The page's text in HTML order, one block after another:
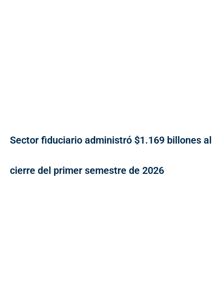
Sector fiduciario administró $1.169 billones al
cierre del primer semestre de 2026